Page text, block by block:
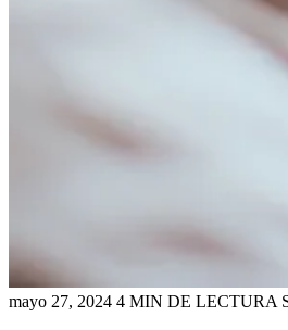
mayo 27, 2024 4 MIN DE LECTURA